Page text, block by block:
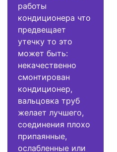
работы
кондиционера что
предвещает
утечку то это
может быть:
некачественно
смонтирован
кондиционер,
вальцовка труб
желает лучшего,
соединения плохо
припаянные,
ослабленные или